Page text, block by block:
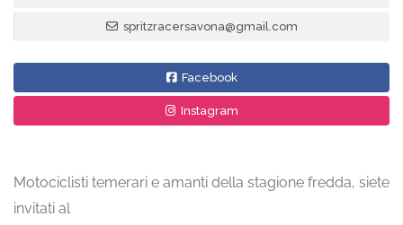
spritzracersavona@gmail.com
Facebook
Instagram
Motociclisti temerari e amanti della stagione fredda, siete
invitati al